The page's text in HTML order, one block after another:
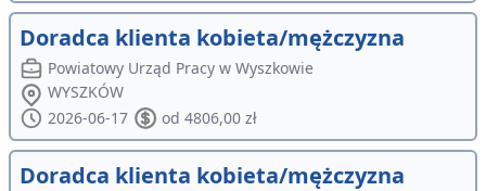
Doradca klienta kobieta/mężczyzna
Powiatowy Urząd Pracy w Wyszkowie
WYSZKÓW
2026-06-17
od 4806,00 zł
Doradca klienta kobieta/mężczyzna